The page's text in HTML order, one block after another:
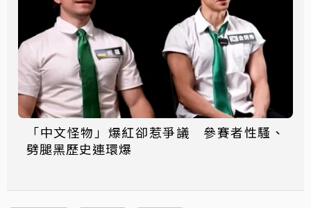
「中文怪物」爆紅卻惹爭議 參賽者性騷、
劈腿黑歷史連環爆